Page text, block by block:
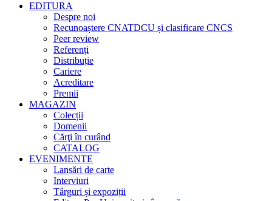
EDITURA
Despre noi
Recunoaștere CNATDCU și clasificare CNCS
Peer review
Referenți
Distribuție
Cariere
Acreditare
Premii
MAGAZIN
Colecții
Domenii
Cărţi în curând
CATALOG
EVENIMENTE
Lansări de carte
Interviuri
Târguri și expoziții